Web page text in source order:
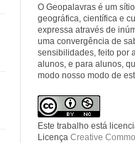
O Geopalavras é um
geográfica, científica e
expressa através de
uma convergência de
sensibilidades, feito por
alunos, e para alunos,
modo nosso modo de
Este trabalho está
Licença Creative